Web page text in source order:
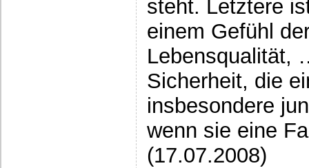
steht. Letztere
einem Gefühl
Lebensqualität,
Sicherheit, die
insbesondere
wenn sie eine
(17.07.2008)